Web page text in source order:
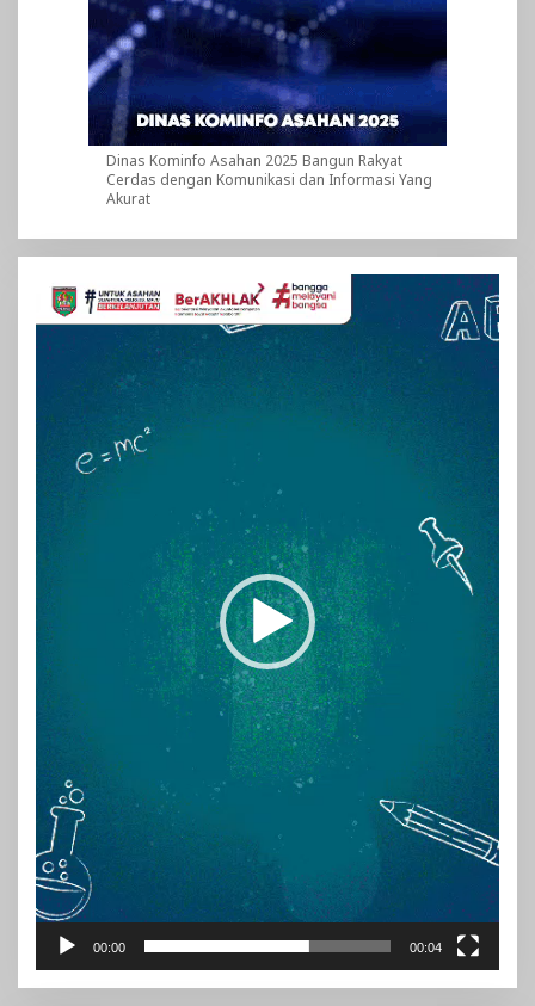
Dinas Kominfo Asahan 2025 Bangun Rakyat
Cerdas dengan Komunikasi dan Informasi Yang
Akurat
Pemutar
Video
00:00 00:04